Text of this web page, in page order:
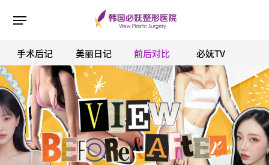
ESC 버튼을 누르면 검색창을 닫을 수 있습니다.
手术后记 美丽日记 前后对比 必妩TV